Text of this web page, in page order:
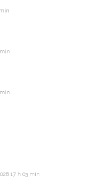
17 h 03 min